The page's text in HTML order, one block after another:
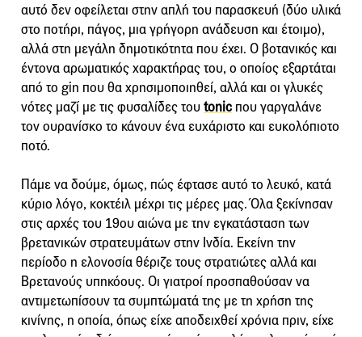
αυτό δεν οφείλεται στην απλή του παρασκευή (δύο υλικά
στο ποτήρι, πάγος, μια γρήγορη ανάδευση και έτοιμο),
αλλά στη μεγάλη δημοτικότητα που έχει. Ο βοτανικός και
έντονα αρωματικός χαρακτήρας του, ο οποίος εξαρτάται
από το gin που θα χρησιμοποιηθεί, αλλά και οι γλυκές
νότες μαζί με τις φυσαλίδες του tonic που γαργαλάνε
τον ουρανίσκο το κάνουν ένα ευχάριστο και ευκολόπιοτο
ποτό.
Πάμε να δούμε, όμως, πώς έφτασε αυτό το λευκό, κατά
κύριο λόγο, κοκτέιλ μέχρι τις μέρες μας. Όλα ξεκίνησαν
στις αρχές του 19ου αιώνα με την εγκατάσταση των
βρετανικών στρατευμάτων στην Ινδία. Εκείνη την
περίοδο η ελονοσία θέριζε τους στρατιώτες αλλά και
Βρετανούς υπηκόους. Οι γιατροί προσπαθούσαν να
αντιμετωπίσουν τα συμπτώματά της με τη χρήση της
κινίνης, η οποία, όπως είχε αποδειχθεί χρόνια πριν, είχε